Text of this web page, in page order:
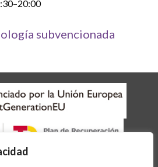
subvencionada